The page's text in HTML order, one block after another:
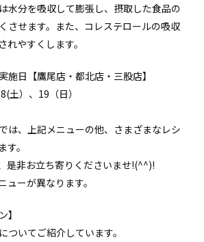
水分を吸収して膨張し、摂取した食品の
させます。また、コレステロールの吸収
れやすくします。
施日【鷹尾店・都北店・三股店】
土）、19（日）
は、上記メニューの他、さまざまなレシ
。
是非お立ち寄りくださいませ!(^^)!
ーが異なります。
】
ついてご紹介しています。